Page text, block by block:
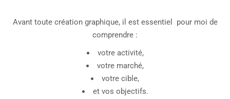
Avant toute création graphique, il est essentiel pour moi de
comprendre :
votre activité,
votre marché,
votre cible,
et vos objectifs.